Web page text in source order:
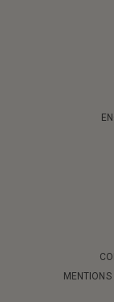
MENTIONS